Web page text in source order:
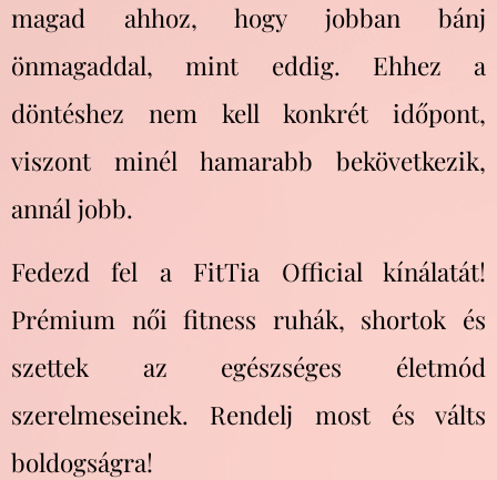
magad ahhoz, hogy jobban bánj
önmagaddal, mint eddig. Ehhez a
döntéshez nem kell konkrét időpont,
viszont minél hamarabb bekövetkezik,
annál jobb.
Fedezd fel a FitTia Official kínálatát!
Prémium női fitness ruhák, shortok és
szettek az egészséges életmód
szerelmeseinek. Rendelj most és válts
boldogságra!